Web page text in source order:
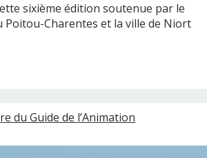
sixième édition soutenue par le
Poitou-Charentes et la ville de Niort
du Guide de l’Animation